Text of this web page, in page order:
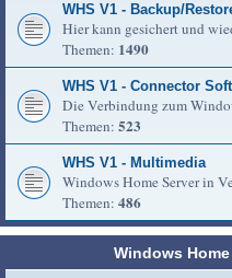
WHS V1 - Backup/
Hier kann gesichert und
Themen: 1490
WHS V1 - Connector
Die Verbindung zum
Themen: 523
WHS V1 - Multimedia
Windows Home Server in
Themen: 486
Windows